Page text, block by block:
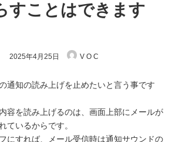
すことはできます
最
新
:
2025年4月25日 V O C
通知の読み上げを止めたいと言う事です
容を読み上げるのは、画面上部にメールが
ているからです。
にすれば、メール受信時は通知サウンドの